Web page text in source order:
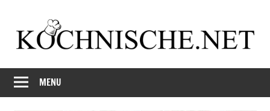
content
Kochnische.net
another
Foodblog
MENU